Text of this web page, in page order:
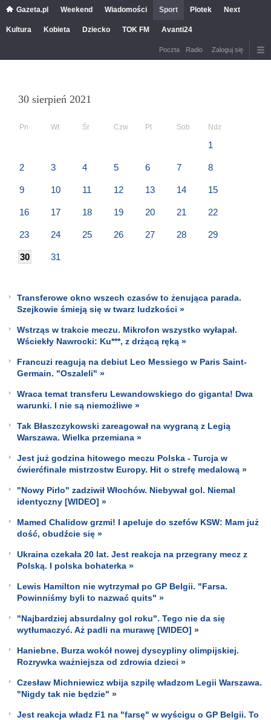
Gazeta.pl Weekend Wiadomości Sport Plotek Next
Kultura Kobieta Dziecko TOK FM Avanti24
Poczta Radio Zaloguj się
30 sierpień 2021
Pn Wt Śr Czw Pt Sob Ndz
1
2 3 4 5 6 7 8
9 10 11 12 13 14 15
16 17 18 19 20 21 22
23 24 25 26 27 28 29
30 31
Transferowe okno wszech czasów to żenująca parada.
Szejkowie śmieją się w twarz ludzkości »
Wstrząs w trakcie meczu. Mikrofon wszystko wyłapał.
Wściekły Nawrocki: Ku***, z drżącą ręką »
Francuzi reagują na debiut Leo Messiego w Paris Saint-
Germain. "Oszaleli" »
Wraca temat transferu Lewandowskiego do giganta! Dwa
warunki. I nie są niemożliwe »
Tak Błaszczykowski zareagował na wygraną z Legią
Warszawa. Wielka przemiana »
Jest już godzina hitowego meczu Polska - Turcja w
ćwierćfinale mistrzostw Europy. Hit o strefę medalową »
"Nowy Pirlo" zadziwił Włochów. Niebywał gol. Niemal
identyczny [WIDEO] »
Mamed Chalidow grzmi! I apeluje do szefów KSW: Mam już
dość, obudźcie się »
Ukraina czekała 20 lat. Jest reakcja na przegrany mecz z
Polską. I polska bohaterka »
Lewis Hamilton nie wytrzymał po GP Belgii. "Farsa.
Powinniśmy byli to nazwać quits" »
"Najbardziej absurdalny gol roku". Tego nie da się
wytłumaczyć. Aż padli na murawę [WIDEO] »
Haniebne. Burza wokół nowej dyscypliny olimpijskiej.
Rozrywka ważniejsza od zdrowia dzieci »
Czesław Michniewicz wbija szpilę władzom Legii Warszawa.
"Nigdy tak nie będzie" »
Jest reakcja władz F1 na "farsę" w wyścigu o GP Belgii. To